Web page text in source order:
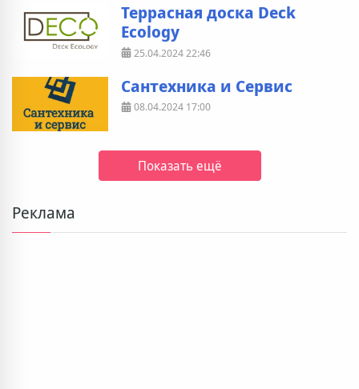
Террасная доска Deck
Ecology
25.04.2024 22:46
Сантехника и Сервис
08.04.2024 17:00
Показать ещё
Реклама